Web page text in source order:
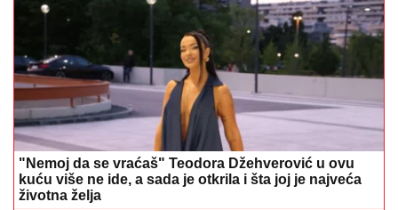
"Nemoj da se vraćaš" Teodora Džehverović u ovu
kuću više ne ide, a sada je otkrila i šta joj je najveća
životna želja